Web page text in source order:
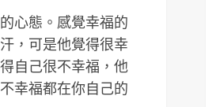
心態。感覺幸福的
，可是他覺得很幸
自己很不幸福，他
幸福都在你自己的